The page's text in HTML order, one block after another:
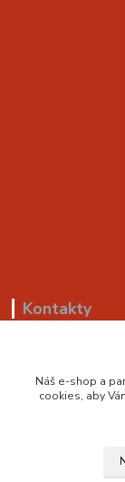
Kontakty
+420 799
Náš e-shop a
cookies, aby